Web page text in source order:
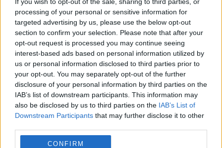
processing of your personal or sensitive information for
targeted advertising by us, please use the below opt-out
section to confirm your selection. Please note that after your
opt-out request is processed you may continue seeing
interest-based ads based on personal information utilized by
us or personal information disclosed to third parties prior to
your opt-out. You may separately opt-out of the further
disclosure of your personal information by third parties on the
IAB’s list of downstream participants. This information may
also be disclosed by us to third parties on the IAB’s List of
Downstream Participants that may further disclose it to other
CONFIRM
INTERNATIONAL
Mihai Fifor pune România față în față cu noua
realitate geopolitică: Bucureștiul a luat o
pauză de la a conta